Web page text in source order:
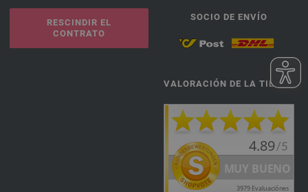
RESCINDIR EL
CONTRATO
SOCIO DE ENVÍO
VALORACIÓN DE LA TIENDA